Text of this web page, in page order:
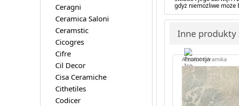
gdyż niemożliwe może
Inne produkty
Absolut Keramika
Ceragni
Ceramica Saloni
Ceramstic
Cicogres
Cifre
Cil Decor
Cisa Ceramiche
Cithetiles
Codicer